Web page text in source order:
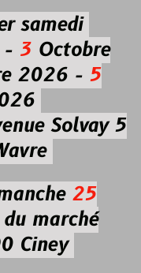
samedi
- 3Octobre
2026 - 5
Solvay 5
25
marché
Ciney